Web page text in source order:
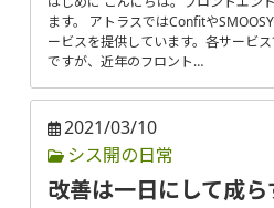
ます。 アトラスではConfitや
ービスを提供しています。各サービ
ですが、近年のフロント…
2021/03/10
シス開の日常
改善は一日にして成